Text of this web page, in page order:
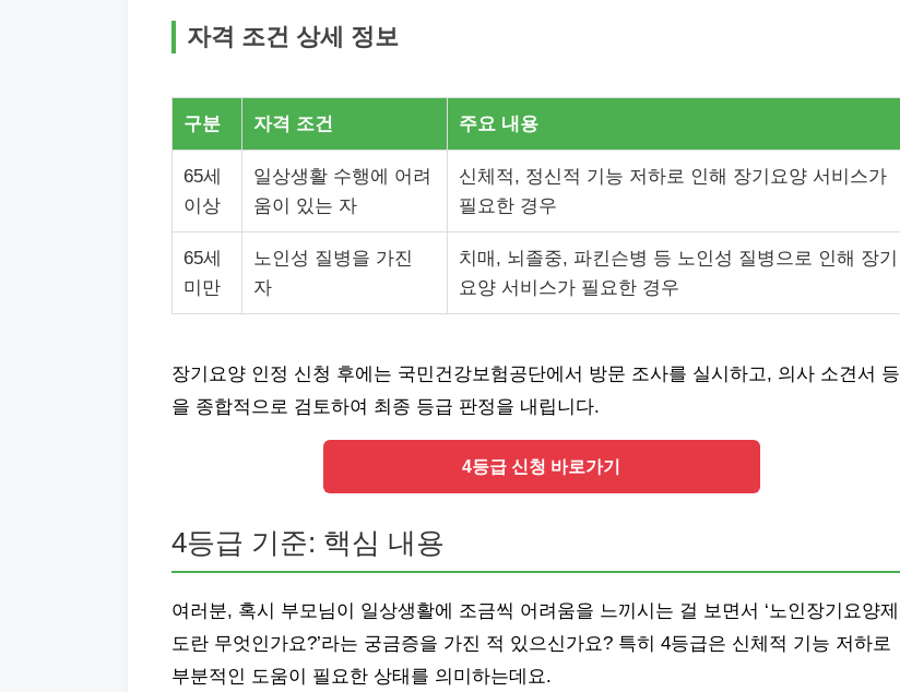
자격 조건 상세 정보
구분 자격 조건 주요 내용
65세
이상
일상생활 수행에 어려
움이 있는 자
신체적, 정신적 기능 저하로 인해 장기요양 서비스가
필요한 경우
65세
미만
노인성 질병을 가진
자
치매, 뇌졸중, 파킨슨병 등 노인성 질병으로 인해 장기
요양 서비스가 필요한 경우
장기요양 인정 신청 후에는 국민건강보험공단에서 방문 조사를 실시하고, 의사 소견서 등
을 종합적으로 검토하여 최종 등급 판정을 내립니다.
4등급 신청 바로가기
4등급 기준: 핵심 내용
여러분, 혹시 부모님이 일상생활에 조금씩 어려움을 느끼시는 걸 보면서 ‘노인장기요양제
도란 무엇인가요?’라는 궁금증을 가진 적 있으신가요? 특히 4등급은 신체적 기능 저하로
부분적인 도움이 필요한 상태를 의미하는데요.